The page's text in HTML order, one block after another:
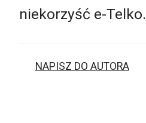
niekorzyść e-Telko.
NAPISZ DO AUTORA